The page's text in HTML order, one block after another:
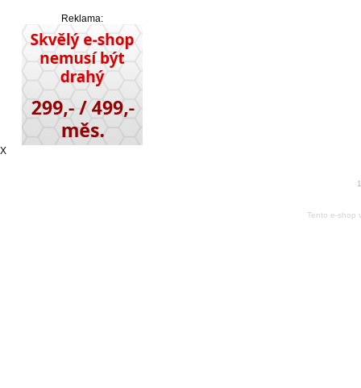
Reklama:
X
Tento e-shop